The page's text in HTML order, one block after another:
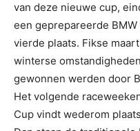
van deze nieuwe cup,
een geprepareerde
vierde plaats. Fikse
winterse
gewonnen werden door
Het volgende
Cup vindt wederom